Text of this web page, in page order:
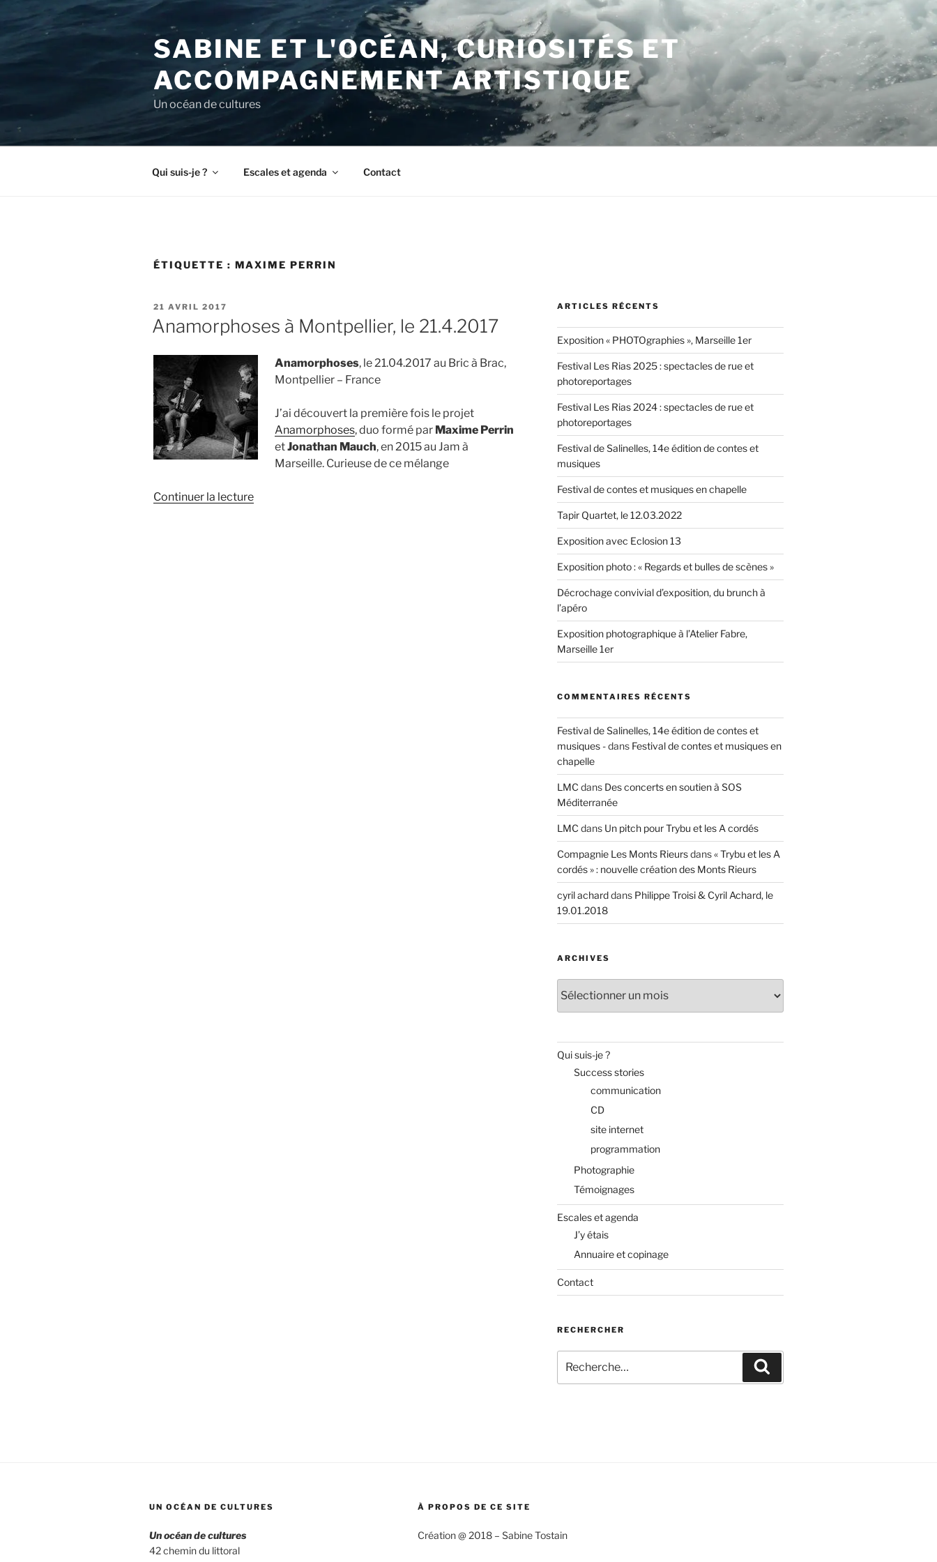
contenu
principal
SABINE ET L'OCÉAN, CURIOSITÉS ET
ACCOMPAGNEMENT ARTISTIQUE
Un océan de cultures
Qui suis-je ? Escales et agenda Contact
ÉTIQUETTE : MAXIME PERRIN
PUBLIÉ
LE
21 AVRIL 2017
Anamorphoses à Montpellier, le 21.4.2017
Anamorphoses, le 21.04.2017 au Bric à Brac,
Montpellier – France
J’ai découvert la première fois le projet
Anamorphoses, duo formé par Maxime Perrin
etJonathan Mauch, en 2015 au Jam à
Marseille. Curieuse de ce mélange
Continuer la lecturede
ARTICLES RÉCENTS
Exposition « PHOTOgraphies », Marseille 1er
Festival Les Rias 2025 : spectacles de rue et
photoreportages
Festival Les Rias 2024 : spectacles de rue et
photoreportages
Festival de Salinelles, 14e édition de contes et
musiques
Festival de contes et musiques en chapelle
Tapir Quartet, le 12.03.2022
Exposition avec Eclosion 13
Exposition photo : « Regards et bulles de scènes »
Décrochage convivial d’exposition, du brunch à
l’apéro
Exposition photographique à l’Atelier Fabre,
Marseille 1er
COMMENTAIRES RÉCENTS
Festival de Salinelles, 14e édition de contes et
musiques -dans Festival de contes et musiques en
chapelle
LMC dans Des concerts en soutien à SOS
Méditerranée
LMC dans Un pitch pour Trybu et les A cordés
Compagnie Les Monts Rieursdans« Trybu et les A
cordés » : nouvelle création des Monts Rieurs
cyril acharddans Philippe Troisi & Cyril Achard, le
19.01.2018
ARCHIVES
Qui suis-je ?
Success stories
communication
CD
site internet
programmation
Photographie
Témoignages
Escales et agenda
J’y étais
Annuaire et copinage
Contact
RECHERCHER
pour
:
UN OCÉAN DE CULTURES
Un océan de cultures
42 chemin du littoral
À PROPOS DE CE SITE
Création @ 2018 – Sabine Tostain